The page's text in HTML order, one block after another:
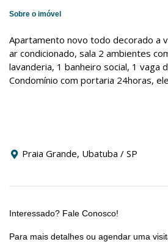
Sobre o imóvel
Apartamento novo todo decorado a
ar condicionado, sala 2 ambientes
lavanderia, 1 banheiro social, 1 vaga
Condomínio com portaria 24horas,
Praia Grande, Ubatuba / SP
Interessado? Fale Conosco!
Para mais detalhes ou agendar uma